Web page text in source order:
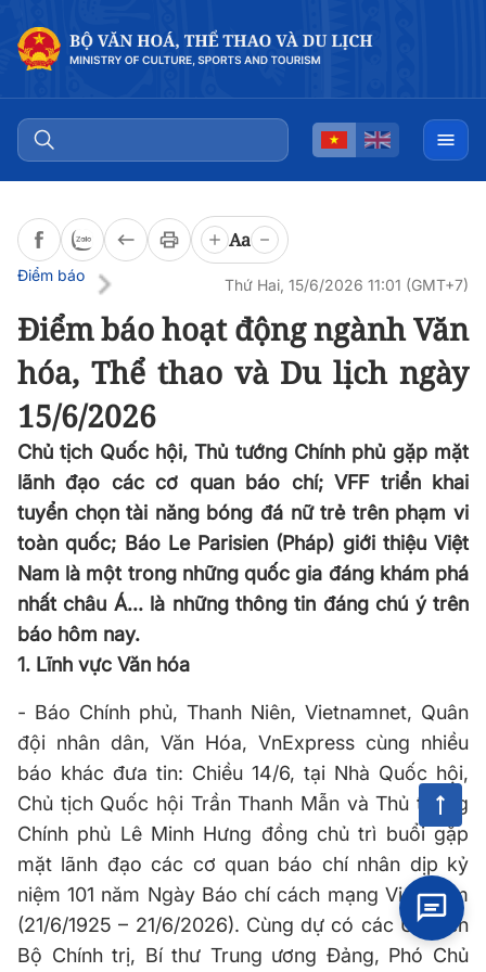
Aa
Điểm báo
Thứ Hai, 15/6/2026 11:01 (GMT+7)
Điểm báo hoạt động ngành Văn
hóa, Thể thao và Du lịch ngày
15/6/2026
Chủ tịch Quốc hội, Thủ tướng Chính phủ gặp mặt
lãnh đạo các cơ quan báo chí; VFF triển khai
tuyển chọn tài năng bóng đá nữ trẻ trên phạm vi
toàn quốc; Báo Le Parisien (Pháp) giới thiệu Việt
Nam là một trong những quốc gia đáng khám phá
nhất châu Á... là những thông tin đáng chú ý trên
báo hôm nay.
1. Lĩnh vực Văn hóa
- Báo Chính phủ, Thanh Niên, Vietnamnet, Quân
đội nhân dân, Văn Hóa, VnExpress cùng nhiều
báo khác đưa tin: Chiều 14/6, tại Nhà Quốc hội,
Chủ tịch Quốc hội Trần Thanh Mẫn và Thủ tướng
Chính phủ Lê Minh Hưng đồng chủ trì buổi gặp
mặt lãnh đạo các cơ quan báo chí nhân dịp kỷ
niệm 101 năm Ngày Báo chí cách mạng Việt Nam
(21/6/1925 – 21/6/2026). Cùng dự có các Ủy viên
Bộ Chính trị, Bí thư Trung ương Đảng, Phó Chủ
Đọc bài